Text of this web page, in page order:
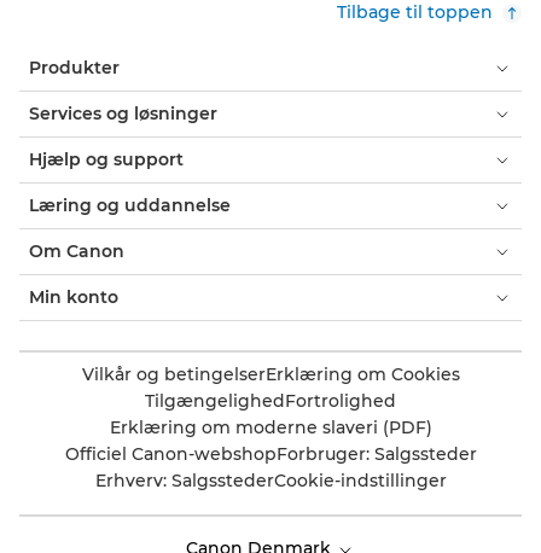
Tilbage til toppen
Produkter
Services og løsninger
Hjælp og support
Læring og uddannelse
Om Canon
Min konto
Vilkår og betingelserErklæring om Cookies
TilgængelighedFortrolighed
Erklæring om moderne slaveri (PDF)
Officiel Canon-webshopForbruger: Salgssteder
Erhverv: SalgsstederCookie-indstillinger
Canon Denmark